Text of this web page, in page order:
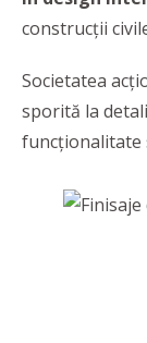
construcții
Societatea
sporită la
funcționalitate